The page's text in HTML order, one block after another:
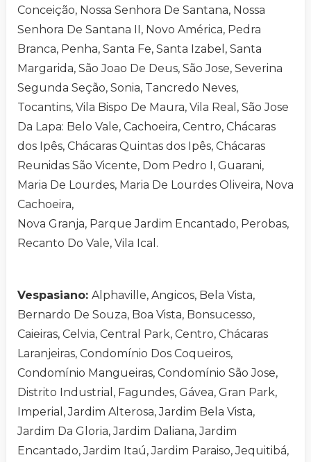
Conceição, Nossa Senhora De Santana, Nossa
Senhora De Santana II, Novo América, Pedra
Branca, Penha, Santa Fe, Santa Izabel, Santa
Margarida, São Joao De Deus, São Jose, Severina
Segunda Seção, Sonia, Tancredo Neves,
Tocantins, Vila Bispo De Maura, Vila Real, São Jose
Da Lapa: Belo Vale, Cachoeira, Centro, Chácaras
dos Ipês, Chácaras Quintas dos Ipês, Chácaras
Reunidas São Vicente, Dom Pedro I, Guarani,
Maria De Lourdes, Maria De Lourdes Oliveira, Nova
Cachoeira,
Nova Granja, Parque Jardim Encantado, Perobas,
Recanto Do Vale, Vila Ical.
Vespasiano: Alphaville, Angicos, Bela Vista,
Bernardo De Souza, Boa Vista, Bonsucesso,
Caieiras, Celvia, Central Park, Centro, Chácaras
Laranjeiras, Condomínio Dos Coqueiros,
Condomínio Mangueiras, Condomínio São Jose,
Distrito Industrial, Fagundes, Gávea, Gran Park,
Imperial, Jardim Alterosa, Jardim Bela Vista,
Jardim Da Gloria, Jardim Daliana, Jardim
Encantado, Jardim Itaú, Jardim Paraiso, Jequitibá,